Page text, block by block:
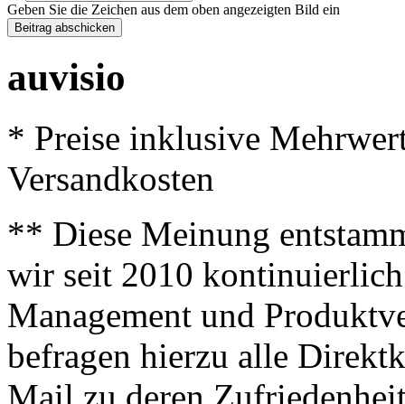
Geben Sie die Zeichen aus dem oben angezeigten Bild ein
auvisio
* Preise inklusive
Versandkosten
** Diese Meinung
wir seit 2010
Management und
befragen hierzu alle